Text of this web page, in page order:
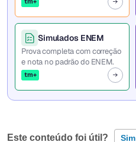
Simulados ENEM
Prova completa com correção
e nota no padrão do ENEM.
tm+
Este conteúdo foi útil? Sim